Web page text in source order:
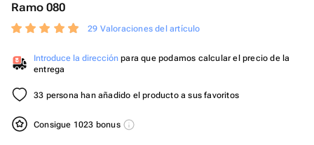
Ramo 080
29 Valoraciones del artículo
Introduce la dirección para que podamos calcular el precio de la
entrega
33 persona han añadido el producto a sus favoritos
Consigue 1023 bonus